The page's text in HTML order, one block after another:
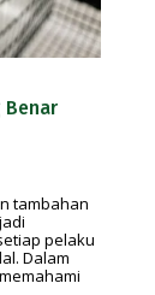
Benar
tambahan
pelaku
Dalam